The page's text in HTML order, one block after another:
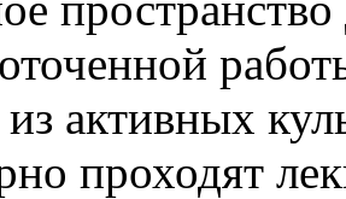
активных
проходят